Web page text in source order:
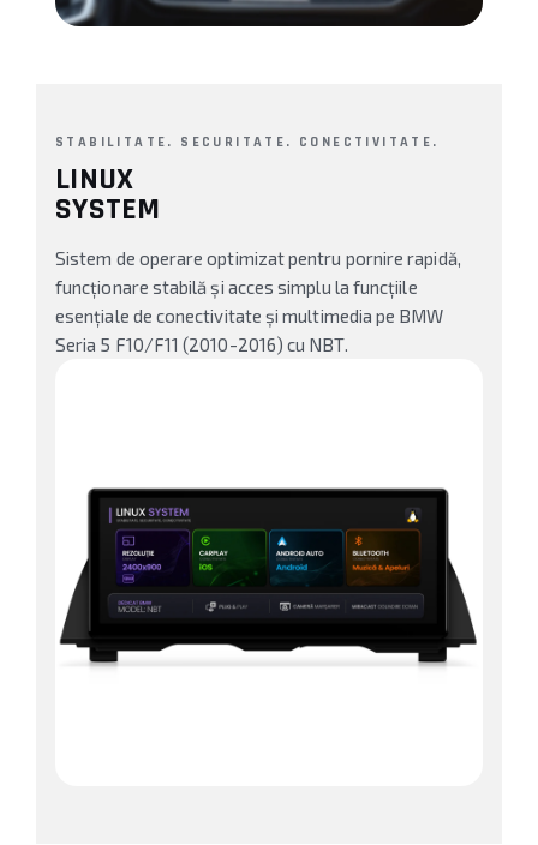
Conectică Mercedes Benz
Conectică Skoda
Conectică Chevrolet
Conectică Suzuki
Conectică Hyundai
Conectică Mitsubishi
Lumini ambientale
STABILITATE. SECURITATE. CONECTIVITATE.
LINUX
SYSTEM
Sistem de operare optimizat pentru pornire rapidă,
funcționare stabilă și acces simplu la funcțiile
esențiale de conectivitate și multimedia pe BMW
Seria 5 F10/F11 (2010-2016) cu NBT.